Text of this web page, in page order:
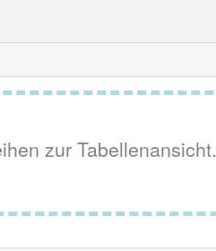
zur Tabellenansicht.